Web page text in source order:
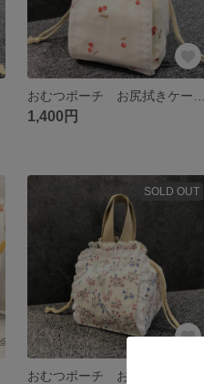
1,400円
SOLD OUT